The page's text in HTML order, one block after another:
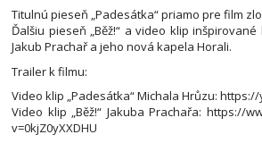
Titulnú pieseň „Padesátka“ priamo pre film
Ďalšiu pieseň „Běž!“ a video klip
Jakub Prachař a jeho nová kapela Horali.
Trailer k filmu:
Video klip „Padesátka“ Michala Hrůzu: https://
Video klip „Běž!“ Jakuba Prachařa: https://
v=0kjZ0yXXDHU